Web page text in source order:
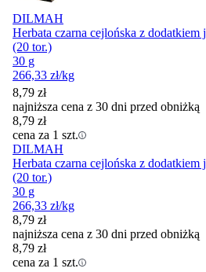
DILMAH
Herbata czarna cejlońska z dodatkiem
(20 tor.)
30 g
266,33 zł/kg
8,79 zł
najniższa cena z 30 dni przed obniżką
8,79 zł
cena za 1 szt.
DILMAH
Herbata czarna cejlońska z dodatkiem
(20 tor.)
30 g
266,33 zł/kg
8,79 zł
najniższa cena z 30 dni przed obniżką
8,79 zł
cena za 1 szt.